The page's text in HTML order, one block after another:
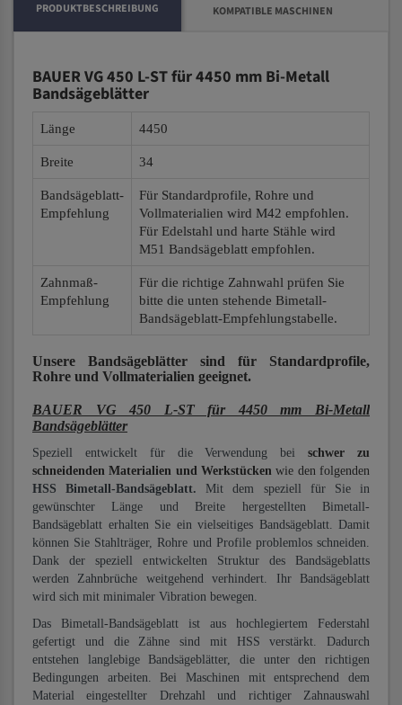
PRODUKTBESCHREIBUNG KOMPATIBLE MASCHINEN
BAUER VG 450 L-ST für 4450 mm Bi-Metall
Bandsägeblätter
Länge 4450
Breite 34
Bandsägeblatt-
Empfehlung
Für Standardprofile, Rohre und
Vollmaterialien wird M42 empfohlen.
Für Edelstahl und harte Stähle wird
M51 Bandsägeblatt empfohlen.
Zahnmaß-
Empfehlung
Für die richtige Zahnwahl prüfen Sie
bitte die unten stehende Bimetall-
Bandsägeblatt-Empfehlungstabelle.
Unsere Bandsägeblätter sind für Standardprofile,
Rohre und Vollmaterialien geeignet.
BAUER VG 450 L-ST für 4450 mm Bi-Metall
Bandsägeblätter
Speziell entwickelt für die Verwendung beischwer zu
schneidenden Materialien und Werkstücken wie den folgenden
HSS Bimetall-Bandsägeblatt. Mit dem speziell für Sie in
gewünschter Länge und Breite hergestellten Bimetall-
Bandsägeblatt erhalten Sie ein vielseitiges Bandsägeblatt. Damit
können Sie Stahlträger, Rohre und Profile problemlos schneiden.
Dank der speziell entwickelten Struktur des Bandsägeblatts
werden Zahnbrüche weitgehend verhindert. Ihr Bandsägeblatt
wird sich mit minimaler Vibration bewegen.
Das Bimetall-Bandsägeblatt ist aus hochlegiertem Federstahl
gefertigt und die Zähne sind mit HSS verstärkt. Dadurch
entstehen langlebige Bandsägeblätter, die unter den richtigen
Bedingungen arbeiten. Bei Maschinen mit entsprechend dem
Material eingestellter Drehzahl und richtiger Zahnauswahl